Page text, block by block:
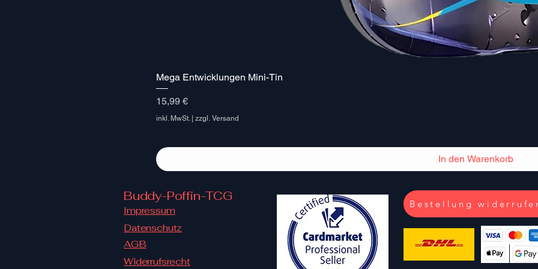
Mega Entwicklungen Mini-Tin
Preis
15,99 €
inkl. MwSt.| zzgl. Versand
In den Warenkorb
Impressum
Datenschutz
AGB
Widerrufsrecht
Buddy-Poffin-TCG
Bestellung